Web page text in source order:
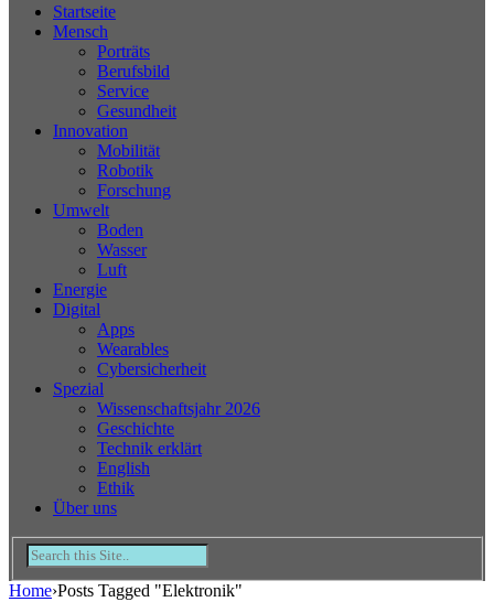
Startseite
Mensch
Porträts
Berufsbild
Service
Gesundheit
Innovation
Mobilität
Robotik
Forschung
Umwelt
Boden
Wasser
Luft
Energie
Digital
Apps
Wearables
Cybersicherheit
Spezial
Wissenschaftsjahr 2026
Geschichte
Technik erklärt
English
Ethik
Über uns
Home›Posts Tagged "Elektronik"